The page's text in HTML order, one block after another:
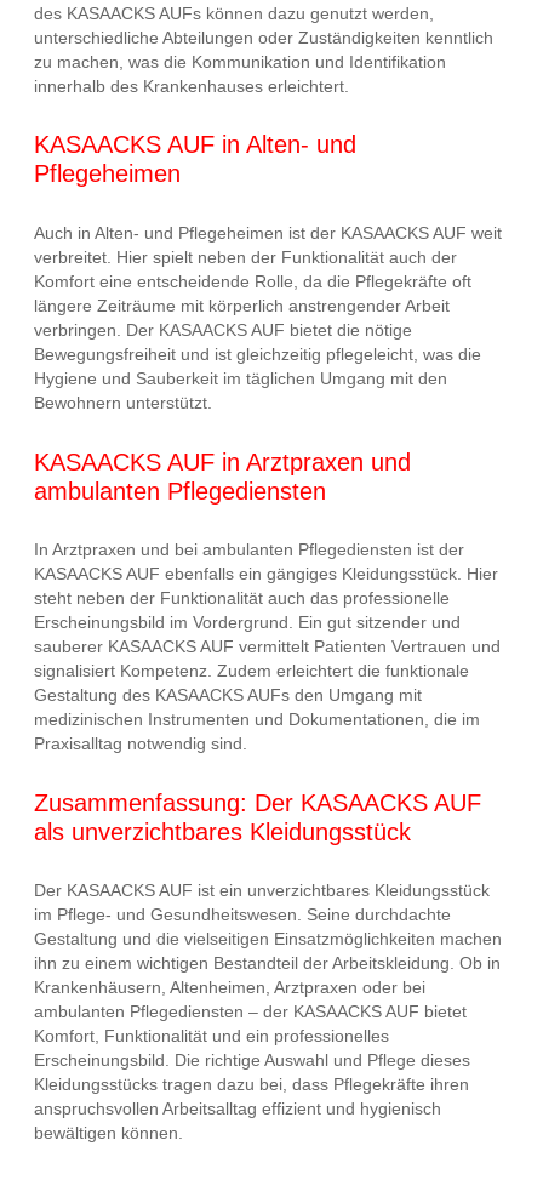
des KASAACKS AUFs können dazu genutzt werden,
unterschiedliche Abteilungen oder Zuständigkeiten kenntlich
zu machen, was die Kommunikation und Identifikation
innerhalb des Krankenhauses erleichtert.
KASAACKS AUF in Alten- und
Pflegeheimen
Auch in Alten- und Pflegeheimen ist der KASAACKS AUF weit
verbreitet. Hier spielt neben der Funktionalität auch der
Komfort eine entscheidende Rolle, da die Pflegekräfte oft
längere Zeiträume mit körperlich anstrengender Arbeit
verbringen. Der KASAACKS AUF bietet die nötige
Bewegungsfreiheit und ist gleichzeitig pflegeleicht, was die
Hygiene und Sauberkeit im täglichen Umgang mit den
Bewohnern unterstützt.
KASAACKS AUF in Arztpraxen und
ambulanten Pflegediensten
In Arztpraxen und bei ambulanten Pflegediensten ist der
KASAACKS AUF ebenfalls ein gängiges Kleidungsstück. Hier
steht neben der Funktionalität auch das professionelle
Erscheinungsbild im Vordergrund. Ein gut sitzender und
sauberer KASAACKS AUF vermittelt Patienten Vertrauen und
signalisiert Kompetenz. Zudem erleichtert die funktionale
Gestaltung des KASAACKS AUFs den Umgang mit
medizinischen Instrumenten und Dokumentationen, die im
Praxisalltag notwendig sind.
Zusammenfassung: Der KASAACKS AUF
als unverzichtbares Kleidungsstück
Der KASAACKS AUF ist ein unverzichtbares Kleidungsstück
im Pflege- und Gesundheitswesen. Seine durchdachte
Gestaltung und die vielseitigen Einsatzmöglichkeiten machen
ihn zu einem wichtigen Bestandteil der Arbeitskleidung. Ob in
Krankenhäusern, Altenheimen, Arztpraxen oder bei
ambulanten Pflegediensten – der KASAACKS AUF bietet
Komfort, Funktionalität und ein professionelles
Erscheinungsbild. Die richtige Auswahl und Pflege dieses
Kleidungsstücks tragen dazu bei, dass Pflegekräfte ihren
anspruchsvollen Arbeitsalltag effizient und hygienisch
bewältigen können.